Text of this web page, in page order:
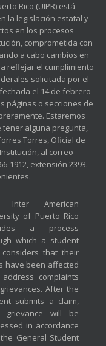
Rico (UIPR) está
la legislación estatal y
en los procesos
comprometida con
a cabo cambios en
reflejar el cumplimiento
solicitada por el
el 14 de febrero
páginas o secciones de
Estaremos
tener alguna pregunta,
Torres, Oficial de
al correo
1912, extensión 2393.
Inter American
of Puerto Rico
a process
which a student
that their
have been affected
address complaints
After the
submits a claim,
grievance will be
in accordance
General Student